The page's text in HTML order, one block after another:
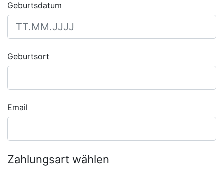
Geburtsdatum
Geburtsort
Email
Zahlungsart wählen